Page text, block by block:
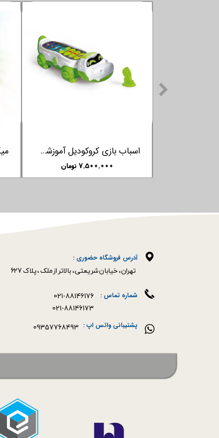
اسباب بازی درخت جادویی کلمنتونی Clementoni
۲,۹۵۰,۰۰۰ تومان
021-88146176
آدرس فروشگاه حضوری :
​​​​​​​تهران ، خیابان شریعتی ، بالاتر از ملک ، پلاک 627​​​​​​​
09357768493
شماره تماس :
پشتیبانی واتس اپ :